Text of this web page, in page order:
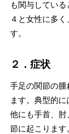
も関与してい
４と女性に多
す。
２．症状
手足の関節の
ます。典型的に
他にも手首、肘
節に起こります